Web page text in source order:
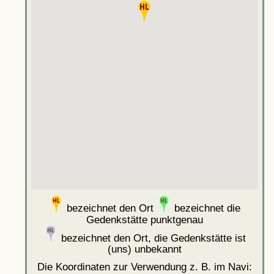
bezeichnet den Ort
bezeichnet die
Gedenkstätte punktgenau
bezeichnet den Ort, die Gedenkstätte ist
(uns) unbekannt
Die Koordinaten zur Verwendung z. B. im Navi: